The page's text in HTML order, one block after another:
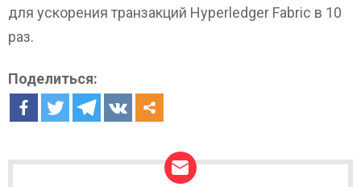
для ускорения транзакций Hyperledger Fabric в 10
раз.
Поделиться: